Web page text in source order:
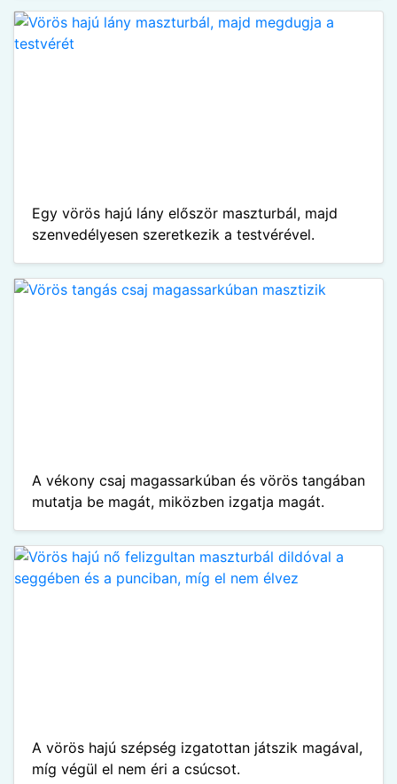
Egy vörös hajú lány először maszturbál, majd
szenvedélyesen szeretkezik a testvérével.
A vékony csaj magassarkúban és vörös tangában
mutatja be magát, miközben izgatja magát.
A vörös hajú szépség izgatottan játszik magával,
míg végül el nem éri a csúcsot.